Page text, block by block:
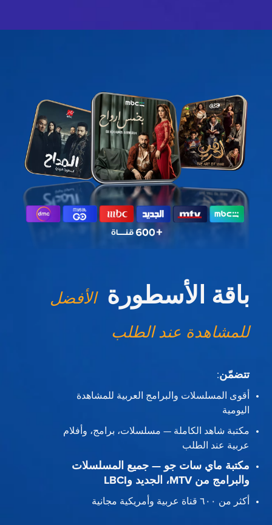
باقة الأسطورة الأفضل
للمشاهدة عند الطلب
تتضمّن:
أقوى المسلسلات والبرامج العربية للمشاهدة
اليومية
مكتبة شاهد الكاملة — مسلسلات، برامج، وأفلام
عربية عند الطلب
مكتبة ماي سات جو — جميع المسلسلات
والبرامج من MTV، الجديد وLBCI
أكثر من ٦٠٠ قناة عربية وأمريكية مجانية